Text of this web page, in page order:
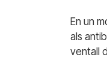
En un
als
ventall